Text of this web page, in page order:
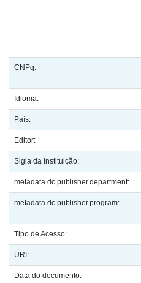
CNPq:
Idioma:
País:
Editor:
Sigla da Instituição:
metadata.dc.publisher.department:
metadata.dc.publisher.program:
Tipo de Acesso:
URI:
Data do documento: